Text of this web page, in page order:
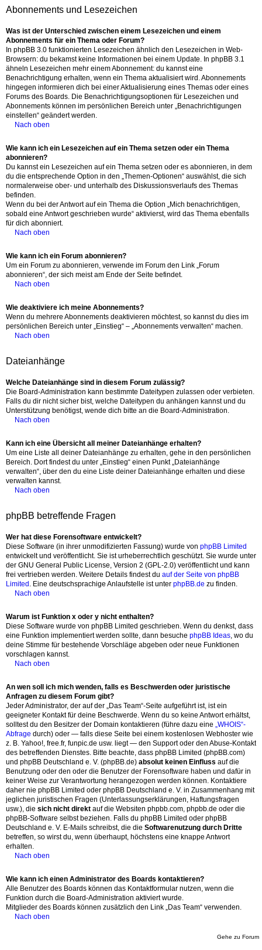
Abonnements und Lesezeichen
Was ist der Unterschied zwischen einem Lesezeichen und einem
Abonnements für ein Thema oder Forum?
In phpBB 3.0 funktionierten Lesezeichen ähnlich den Lesezeichen in Web-
Browsern: du bekamst keine Informationen bei einem Update. In phpBB 3.1
ähneln Lesezeichen mehr einem Abonnement: du kannst eine
Benachrichtigung erhalten, wenn ein Thema aktualisiert wird. Abonnements
hingegen informieren dich bei einer Aktualisierung eines Themas oder eines
Forums des Boards. Die Benachrichtigungsoptionen für Lesezeichen und
Abonnements können im persönlichen Bereich unter „Benachrichtigungen
einstellen“ geändert werden.
Nach oben
Wie kann ich ein Lesezeichen auf ein Thema setzen oder ein Thema
abonnieren?
Du kannst ein Lesezeichen auf ein Thema setzen oder es abonnieren, in dem
du die entsprechende Option in den „Themen-Optionen“ auswählst, die sich
normalerweise ober- und unterhalb des Diskussionsverlaufs des Themas
befinden.
Wenn du bei der Antwort auf ein Thema die Option „Mich benachrichtigen,
sobald eine Antwort geschrieben wurde“ aktivierst, wird das Thema ebenfalls
für dich abonniert.
Nach oben
Wie kann ich ein Forum abonnieren?
Um ein Forum zu abonnieren, verwende im Forum den Link „Forum
abonnieren“, der sich meist am Ende der Seite befindet.
Nach oben
Wie deaktiviere ich meine Abonnements?
Wenn du mehrere Abonnements deaktivieren möchtest, so kannst du dies im
persönlichen Bereich unter „Einstieg“ – „Abonnements verwalten“ machen.
Nach oben
Dateianhänge
Welche Dateianhänge sind in diesem Forum zulässig?
Die Board-Administration kann bestimmte Dateitypen zulassen oder verbieten.
Falls du dir nicht sicher bist, welche Dateitypen du anhängen kannst und du
Unterstützung benötigst, wende dich bitte an die Board-Administration.
Nach oben
Kann ich eine Übersicht all meiner Dateianhänge erhalten?
Um eine Liste all deiner Dateianhänge zu erhalten, gehe in den persönlichen
Bereich. Dort findest du unter „Einstieg“ einen Punkt „Dateianhänge
verwalten“, über den du eine Liste deiner Dateianhänge erhalten und diese
verwalten kannst.
Nach oben
phpBB betreffende Fragen
Wer hat diese Forensoftware entwickelt?
Diese Software (in ihrer unmodifizierten Fassung) wurde von phpBB Limited
entwickelt und veröffentlicht. Sie ist urheberrechtlich geschützt. Sie wurde unter
der GNU General Public License, Version 2 (GPL-2.0) veröffentlicht und kann
frei vertrieben werden. Weitere Details findest du auf der Seite von phpBB
Limited . Eine deutschsprachige Anlaufstelle ist unter phpBB.de zu finden.
Nach oben
Warum ist Funktion x oder y nicht enthalten?
Diese Software wurde von phpBB Limited geschrieben. Wenn du denkst, dass
eine Funktion implementiert werden sollte, dann besuche phpBB Ideas, wo du
deine Stimme für bestehende Vorschläge abgeben oder neue Funktionen
vorschlagen kannst.
Nach oben
An wen soll ich mich wenden, falls es Beschwerden oder juristische
Anfragen zu diesem Forum gibt?
Jeder Administrator, der auf der „Das Team“-Seite aufgeführt ist, ist ein
geeigneter Kontakt für deine Beschwerde. Wenn du so keine Antwort erhältst,
solltest du den Besitzer der Domain kontaktieren (führe dazu eine „WHOIS“-
Abfrage durch) oder — falls diese Seite bei einem kostenlosen Webhoster wie
z. B. Yahoo!, free.fr, funpic.de usw. liegt — den Support oder den Abuse-Kontakt
des betreffenden Dienstes. Bitte beachte, dass phpBB Limited (phpBB.com)
und phpBB Deutschland e. V. (phpBB.de) absolut keinen Einfluss auf die
Benutzung oder den oder die Benutzer der Forensoftware haben und dafür in
keiner Weise zur Verantwortung herangezogen werden können. Kontaktiere
daher nie phpBB Limited oder phpBB Deutschland e. V. in Zusammenhang mit
jeglichen juristischen Fragen (Unterlassungserklärungen, Haftungsfragen
usw.), die sich nicht direkt auf die Websiten phpbb.com, phpbb.de oder die
phpBB-Software selbst beziehen. Falls du phpBB Limited oder phpBB
Deutschland e. V. E-Mails schreibst, die die Softwarenutzung durch Dritte
betreffen, so wirst du, wenn überhaupt, höchstens eine knappe Antwort
erhalten.
Nach oben
Wie kann ich einen Administrator des Boards kontaktieren?
Alle Benutzer des Boards können das Kontaktformular nutzen, wenn die
Funktion durch die Board-Administration aktiviert wurde.
Mitglieder des Boards können zusätzlich den Link „Das Team“ verwenden.
Nach oben
Gehe zu Forum